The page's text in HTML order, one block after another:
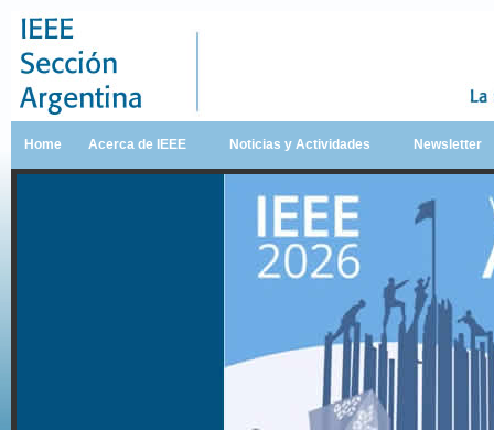
Home Acerca de IEEE Noticias y Actividades Newsletter